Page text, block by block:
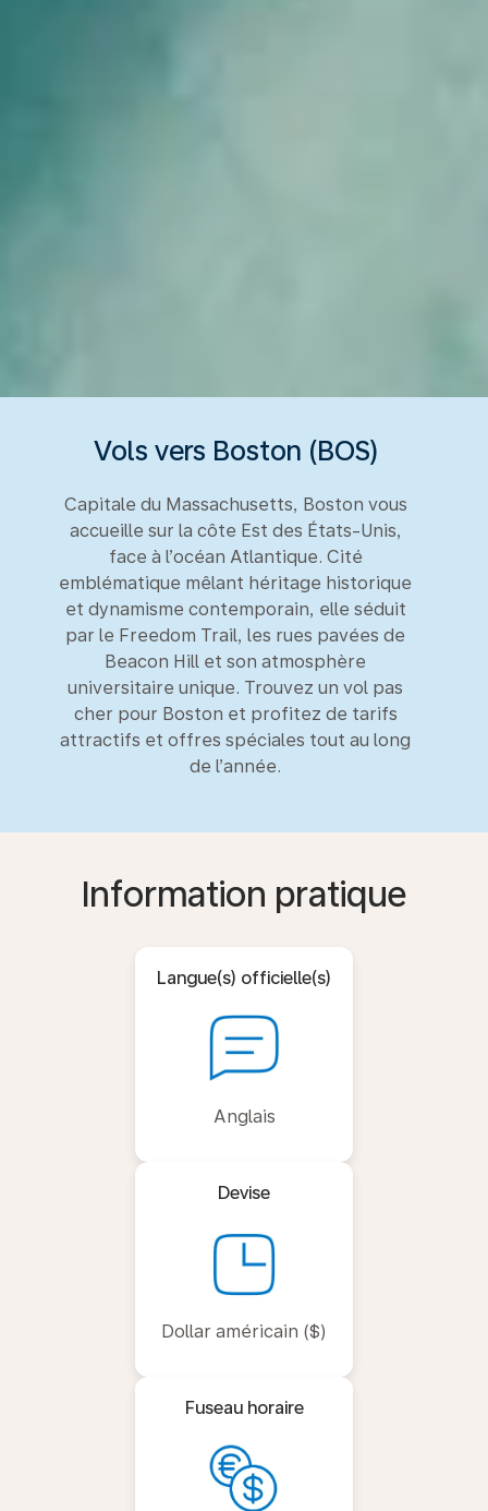
Vols vers Boston (BOS)
Capitale du Massachusetts, Boston vous
accueille sur la côte Est des États-Unis,
face à l’océan Atlantique. Cité
emblématique mêlant héritage historique
et dynamisme contemporain, elle séduit
par le Freedom Trail, les rues pavées de
Beacon Hill et son atmosphère
universitaire unique. Trouvez un vol pas
cher pour Boston et profitez de tarifs
attractifs et offres spéciales tout au long
de l’année.
Information pratique
Langue(s) officielle(s)
Anglais
Devise
Dollar américain ($)
Fuseau horaire